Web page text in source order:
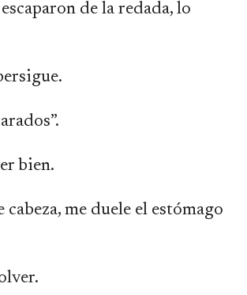
de la redada, lo
bien.
me duele el estómago